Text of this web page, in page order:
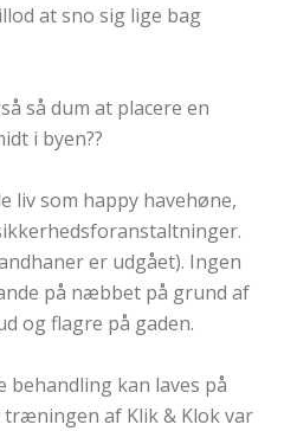
at sno sig lige bag
så dum at placere en
i byen??
liv som happy havehøne,
er udgået). Ingen
på næbbet på grund af
og flagre på gaden.
kan laves på
træningen af Klik & Klok var